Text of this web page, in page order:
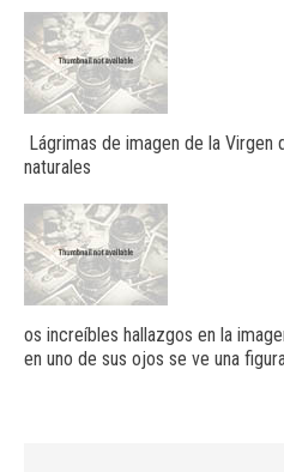
Lágrimas de imagen de la Virgen
naturales
os increíbles hallazgos en la
en uno de sus ojos se ve una